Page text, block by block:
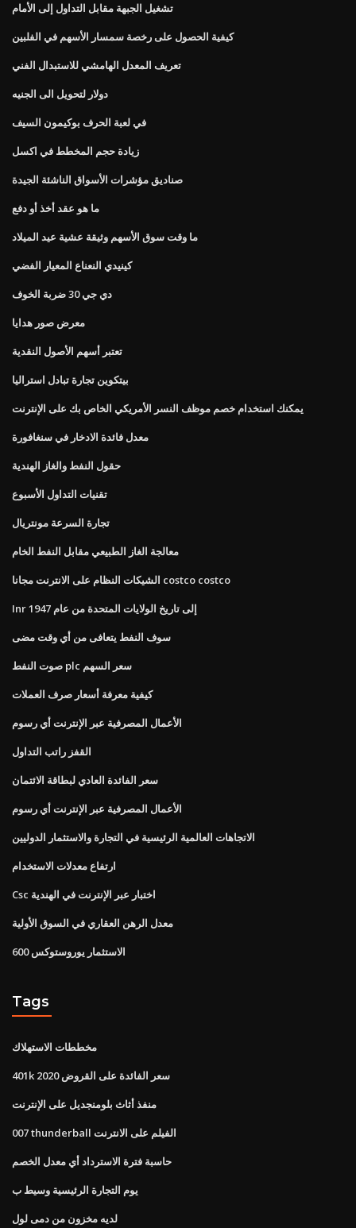
تشغيل الجبهة مقابل التداول إلى الأمام
كيفية الحصول على رخصة سمسار الأسهم في الفلبين
تعريف المعدل الهامشي للاستبدال الفني
دولار لتحويل الى الجنيه
في لعبة الحرف بوكيمون السيف
زيادة حجم المخطط في اكسل
صناديق مؤشرات الأسواق الناشئة الجيدة
ما هو عقد أخذ أو دفع
ما وقت سوق الأسهم وثيقة عشية عيد الميلاد
كينيدي النعناع المعيار الفضي
دي جي 30 ضربة الخوف
معرض صور هدايا
تعتبر أسهم الأصول النقدية
بيتكوين تجارة تبادل استراليا
يمكنك استخدام خصم موظف النسر الأمريكي الخاص بك على الإنترنت
معدل فائدة الادخار في سنغافورة
حقول النفط والغاز الهندية
تقنيات التداول الأسبوع
تجارة السرعة مونتريال
معالجة الغاز الطبيعي مقابل النفط الخام
الشيكات النظام على الانترنت مجانا costco costco
Inr إلى تاريخ الولايات المتحدة من عام 1947
سوف النفط يتعافى من أي وقت مضى
صوت النفط plc سعر السهم
كيفية معرفة أسعار صرف العملات
الأعمال المصرفية عبر الإنترنت أي رسوم
القفز راتب التداول
سعر الفائدة العادي لبطاقة الائتمان
الأعمال المصرفية عبر الإنترنت أي رسوم
الاتجاهات العالمية الرئيسية في التجارة والاستثمار الدوليين
ارتفاع معدلات الاستخدام
Csc اختبار عبر الإنترنت في الهندية
معدل الرهن العقاري في السوق الأولية
الاستثمار يوروستوكس 600
Tags
مخططات الاستهلاك
401k سعر الفائدة على القروض 2020
منفذ أثاث بلومنجديل على الإنترنت
007 thunderball الفيلم على الانترنت
حاسبة فترة الاسترداد أي معدل الخصم
يوم التجارة الرئيسية وسيط ب
لديه مخزون من دمى لول